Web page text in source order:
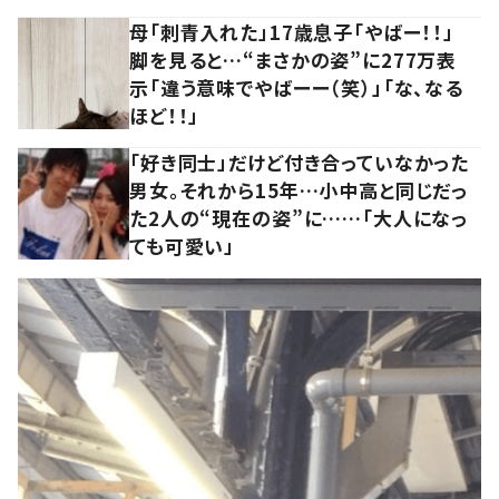
母「刺青入れた」17歳息子「やばー！！」
脚を見ると…“まさかの姿”に277万表
示「違う意味でやばーー（笑）」「な、なる
ほど！！」
「好き同士」だけど付き合っていなかった
男女。それから15年…小中高と同じだっ
た2人の“現在の姿”に……「大人になっ
ても可愛い」